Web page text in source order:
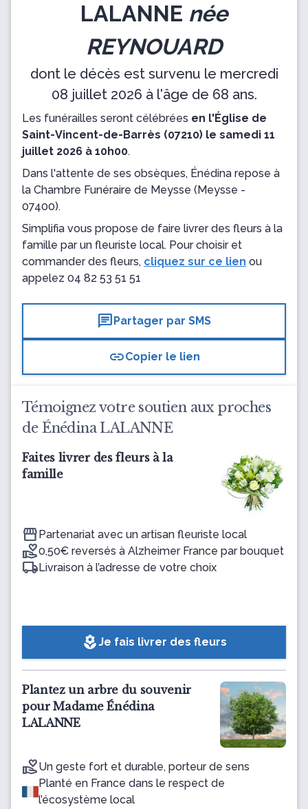
LALANNE née
REYNOUARD
dont le décès est survenu le mercredi
08 juillet 2026 à l'âge de 68 ans.
Les funérailles seront célébrées en l'Église de
Saint-Vincent-de-Barrès (07210) le samedi 11
juillet 2026 à 10h00.
Dans l'attente de ses obsèques, Énédina repose à
la Chambre Funéraire de Meysse (Meysse -
07400).
Simplifia vous propose de faire livrer des fleurs à la
famille par un fleuriste local. Pour choisir et
commander des fleurs, cliquez sur ce lien ou
appelez 04 82 53 51 51
chatPartager par SMS
linkCopier le lien
Témoignez votre soutien aux proches
de Énédina LALANNE
Faites livrer des fleurs à la
famille
Partenariat avec un artisan fleuriste local
0,50€ reversés à Alzheimer France par bouquet
Livraison à l’adresse de votre choix
local_floristJe fais livrer des fleurs
Plantez un arbre du souvenir
pour Madame Énédina
LALANNE
Un geste fort et durable, porteur de sens
Planté en France dans le respect de
l’écosystème local